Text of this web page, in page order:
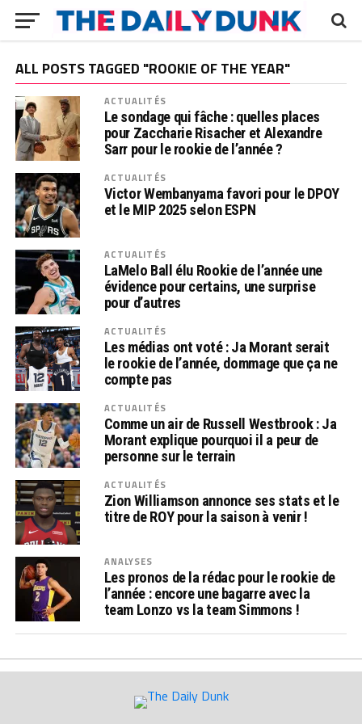
ALL POSTS TAGGED "ROOKIE OF THE YEAR"
ACTUALITÉS
Le sondage qui fâche : quelles places
pour Zaccharie Risacher et Alexandre
Sarr pour le rookie de l’année ?
ACTUALITÉS
Victor Wembanyama favori pour le DPOY
et le MIP 2025 selon ESPN
ACTUALITÉS
LaMelo Ball élu Rookie de l’année une
évidence pour certains, une surprise
pour d’autres
ACTUALITÉS
Les médias ont voté : Ja Morant serait
le rookie de l’année, dommage que ça ne
compte pas
ACTUALITÉS
Comme un air de Russell Westbrook : Ja
Morant explique pourquoi il a peur de
personne sur le terrain
ACTUALITÉS
Zion Williamson annonce ses stats et le
titre de ROY pour la saison à venir !
ANALYSES
Les pronos de la rédac pour le rookie de
l’année : encore une bagarre avec la
team Lonzo vs la team Simmons !